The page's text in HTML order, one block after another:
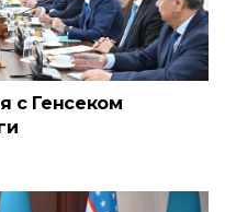
с Генсеком